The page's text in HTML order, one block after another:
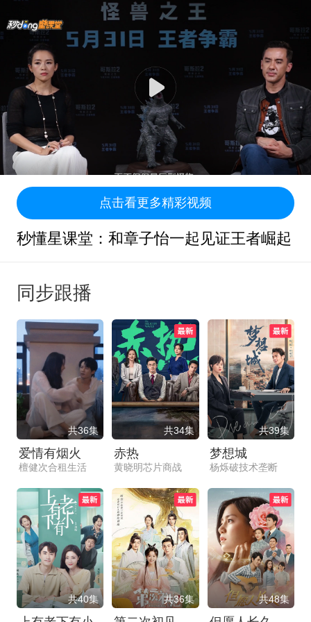
点击看更多精彩视频
秒懂星课堂：和章子怡一起见证王者崛起
同步跟播
共36集
爱情有烟火
檀健次合租生活
共34集
赤热
黄晓明芯片商战
共39集
梦想城
杨烁破技术垄断
共40集 共36集 共48集